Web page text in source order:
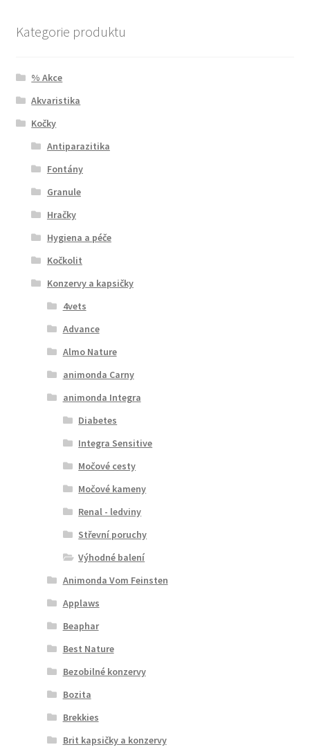
Kategorie produktu
% Akce
Akvaristika
Kočky
Antiparazitika
Fontány
Granule
Hračky
Hygiena a péče
Kočkolit
Konzervy a kapsičky
4vets
Advance
Almo Nature
animonda Carny
animonda Integra
Diabetes
Integra Sensitive
Močové cesty
Močové kameny
Renal - ledviny
Střevní poruchy
Výhodné balení
Animonda Vom Feinsten
Applaws
Beaphar
Best Nature
Bezobilné konzervy
Bozita
Brekkies
Brit kapsičky a konzervy